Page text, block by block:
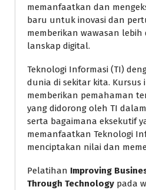
memanfaatkan dan
baru untuk inovasi dan
memberikan wawasan
lanskap digital.
Teknologi Informasi (TI)
dunia di sekitar kita. Kursus
memberikan pemahaman
yang didorong oleh TI
serta bagaimana eksekutif
memanfaatkan Teknologi
menciptakan nilai dan
Pelatihan Improving
Through Technology pada